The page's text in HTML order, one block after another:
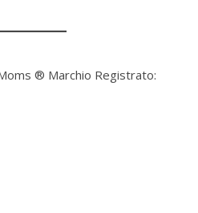
® Marchio Registrato: